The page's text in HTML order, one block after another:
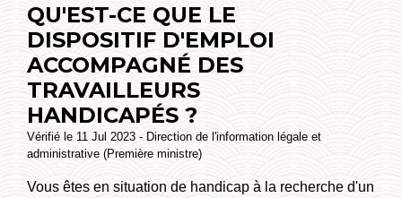
QU'EST-CE QUE LE
DISPOSITIF D'EMPLOI
ACCOMPAGNÉ DES
TRAVAILLEURS
HANDICAPÉS ?
Vérifié le 11 Jul 2023 - Direction de l'information légale et
administrative (Première ministre)
Vous êtes en situation de handicap à la recherche d'un